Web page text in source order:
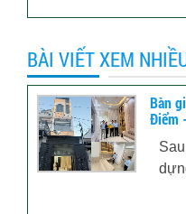
BÀI VIẾT XEM
Bàn
Điểm